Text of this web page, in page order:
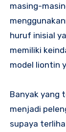
masing-
huruf inisial
memiliki
model liontin
Banyak yang
menjadi
supaya